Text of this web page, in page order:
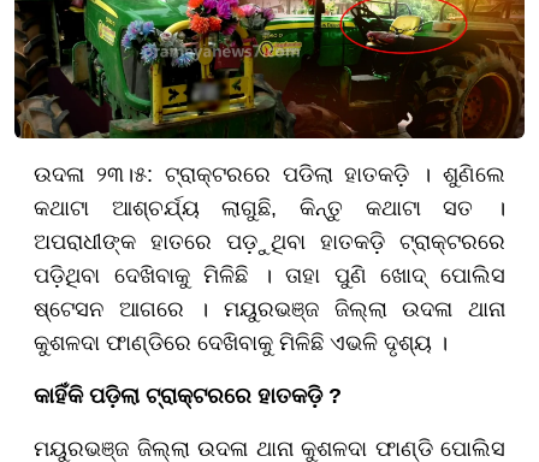
ଉଦଳା ୨୩।୫: ଟ୍ରାକ୍ଟରରେ ପଡିଲା ହାତକଡ଼ି । ଶୁଣିଲେ
କଥାଟା ଆଶ୍ଚର୍ଯ୍ୟ ଲାଗୁଛି, କିନ୍ତୁ କଥାଟା ସତ ।
ଅପରାଧୀଙ୍କ ହାତରେ ପଡ଼ୁଥିବା ହାତକଡ଼ି ଟ୍ରାକ୍ଟରରେ
ପଡ଼ିଥିବା ଦେଖିବାକୁ ମିଳିଛି । ତାହା ପୁଣି ଖୋଦ୍ ପୋଲିସ
ଷ୍ଟେସନ ଆଗରେ । ମୟୁରଭଞ୍ଜ ଜିଲ୍ଲା ଉଦଳା ଥାନା
କୁଶଳଦା ଫାଣ୍ଡିରେ ଦେଖିବାକୁ ମିଳିଛି ଏଭଳି ଦୃଶ୍ୟ ।
କାହିଁକି ପଡ଼ିଲା ଟ୍ରାକ୍ଟରରେ ହାତକଡ଼ି ?
ମୟୁରଭଞ୍ଜ ଜିଲ୍ଲା ଉଦଳା ଥାନା କୁଶଳଦା ଫାଣ୍ଡି ପୋଲିସ